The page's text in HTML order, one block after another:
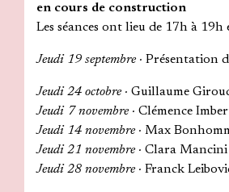
en cours de construction
Les séances ont lieu de 17h à
Jeudi 19 septembre · Présentation
Jeudi 24 octobre · Guillaume
Jeudi 7 novembre · Clémence
Jeudi 14 novembre · Max
Jeudi 21 novembre · Clara Mancini
Jeudi 28 novembre · Franck